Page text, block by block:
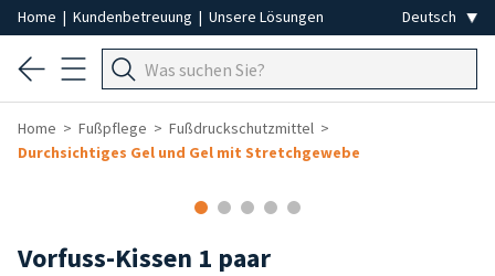
Home | Kundenbetreuung | Unsere Lösungen
Home Fußpflege
Fußdruckschutzmittel
Durchsichtiges Gel und Gel mit Stretchgewebe
Vorfuss-Kissen 1 paar